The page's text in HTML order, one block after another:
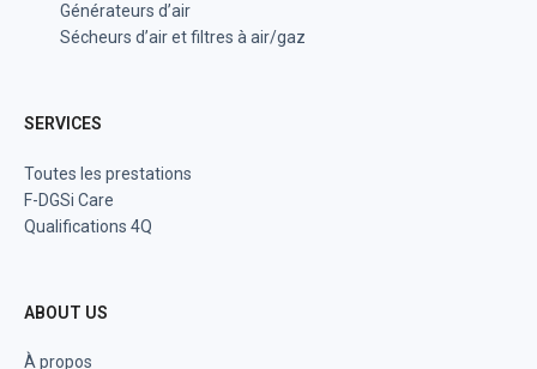
Générateurs d’air
Sécheurs d’air et filtres à air/gaz
SERVICES
Toutes les prestations
F-DGSi Care
Qualifications 4Q
ABOUT US
À propos